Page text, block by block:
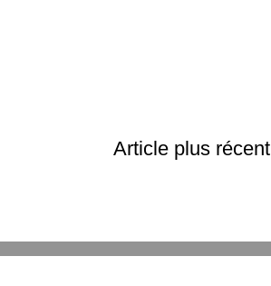
Article plus récent